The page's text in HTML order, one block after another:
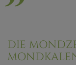
DIE